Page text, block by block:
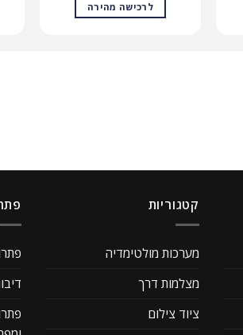
לרכישה מהירה
קטגוריות
מערכות מולטימדיה
מצלמות דרך
ציוד צילום